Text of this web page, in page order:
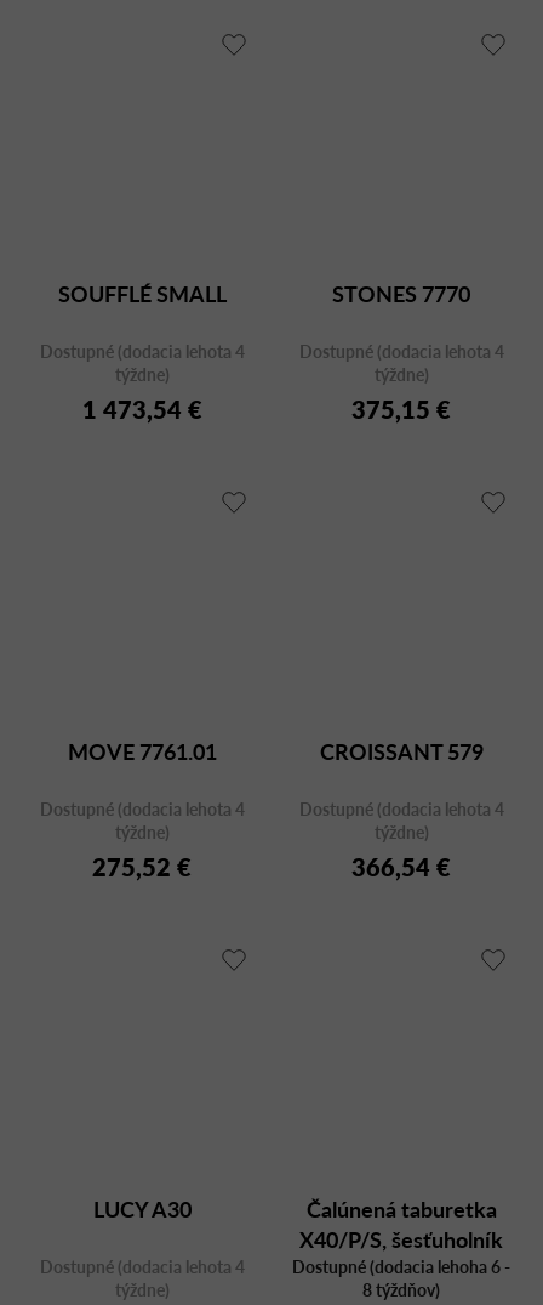
SOUFFLÉ SMALL
Dostupné (dodacia lehota 4
týždne)
1 473,54 €
STONES 7770
Dostupné (dodacia lehota 4
týždne)
375,15 €
MOVE 7761.01
Dostupné (dodacia lehota 4
týždne)
275,52 €
CROISSANT 579
Dostupné (dodacia lehota 4
týždne)
366,54 €
LUCY A30
Dostupné (dodacia lehota 4
týždne)
Čalúnená taburetka
X40/P/S, šesťuholník
Dostupné (dodacia lehoha 6 -
8 týždňov)